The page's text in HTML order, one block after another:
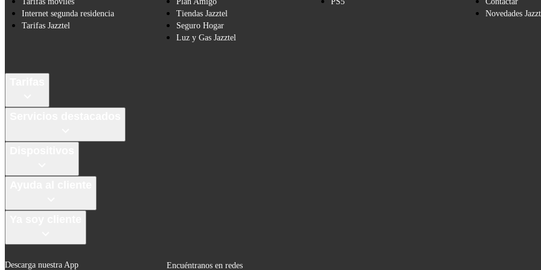
Internet segunda residencia
Tarifas Jazztel
Tiendas Jazztel
Seguro Hogar
Luz y Gas Jazztel
Novedades
Descarga nuestra App Encuéntranos en redes